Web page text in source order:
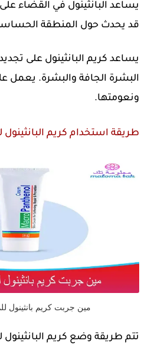
يساعد البانثينول في القضاء على
قد يحدث حول المنطقة
يساعد كريم البانثينول على
البشرة الجافة والبشرة. يعمل
ونعومتها.
طريقة استخدام كريم
مين جربت كريم بانثينول
تتم طريقة وضع كريم